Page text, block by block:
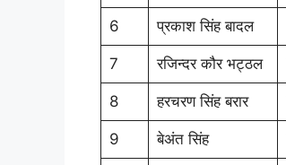
6 प्रकाश सिंह बादल
7 रजिन्दर कौर भट्ठल
8 हरचरण सिंह बरार
9 बेअंत सिंह